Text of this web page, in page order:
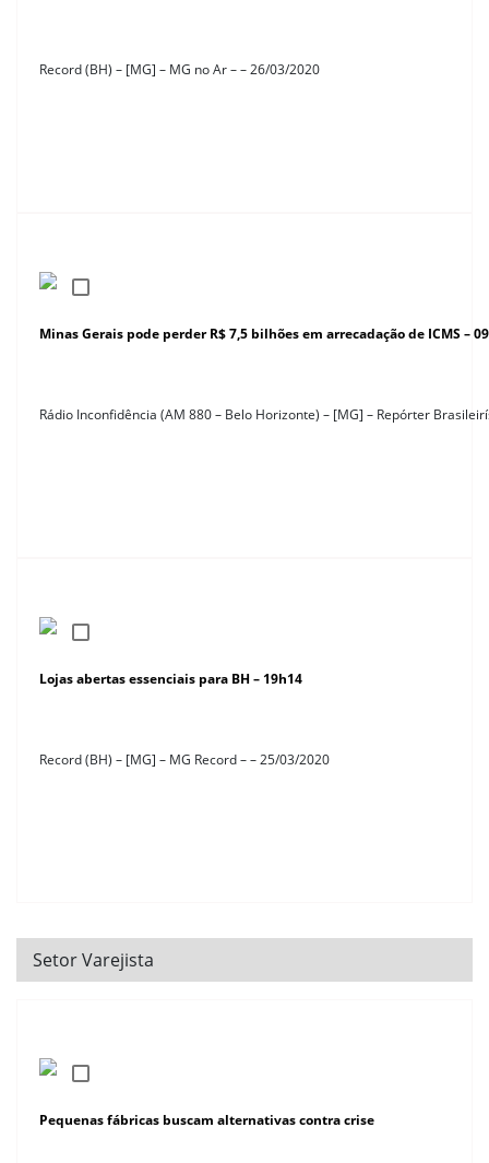
Record (BH) – [MG] – MG no Ar – – 26/03/2020
Minas Gerais pode perder R$ 7,5 bilhões em arrecadação de ICMS –
Rádio Inconfidência (AM 880 – Belo Horizonte) – [MG] – Repórter
Lojas abertas essenciais para BH – 19h14
Record (BH) – [MG] – MG Record – – 25/03/2020
Setor Varejista
Pequenas fábricas buscam alternativas contra crise